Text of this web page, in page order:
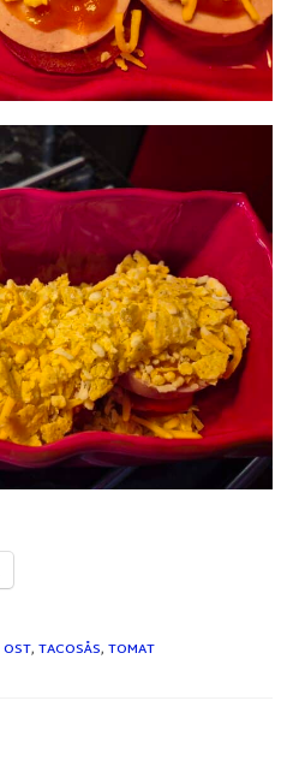
OST, TACOSÅS, TOMAT